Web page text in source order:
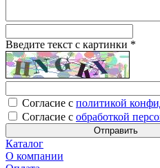
Введите текст с картинки *
Согласие с политикой
Согласие с обработкой
Каталог
О компании